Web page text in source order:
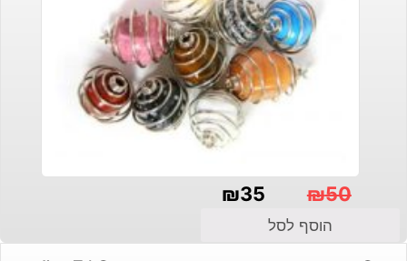
₪50
המקורי
₪35
הנוכחי
הוסף לסל